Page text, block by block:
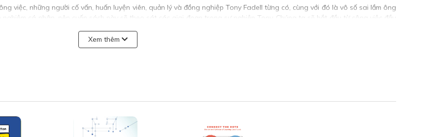
việc, những người cố vấn, huấn luyện viên, quản lý và đồng nghiệp Tony Fadell từng có, cùng với đó là vô số sai lầm ông
nghiệm cá nhân, nên cuốn sách này sẽ theo sát các giai đoạn trong sự nghiệp Tony. Chúng ta sẽ bắt đầu từ công việc đầu
Xem thêm